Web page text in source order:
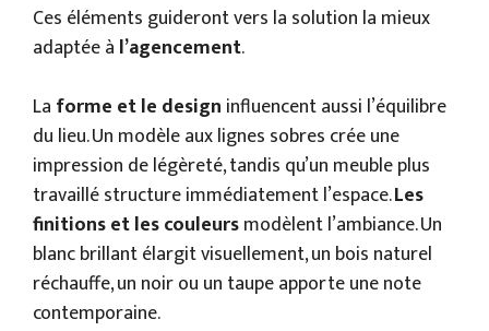
Ces éléments guideront vers la solution la mieux
adaptée à l’agencement.
La forme et le design influencent aussi l’équilibre
du lieu. Un modèle aux lignes sobres crée une
impression de légèreté, tandis qu’un meuble plus
travaillé structure immédiatement l’espace.Les
finitions et les couleursmodèlent l’ambiance. Un
blanc brillant élargit visuellement, un bois naturel
réchauffe, un noir ou un taupe apporte une note
contemporaine.